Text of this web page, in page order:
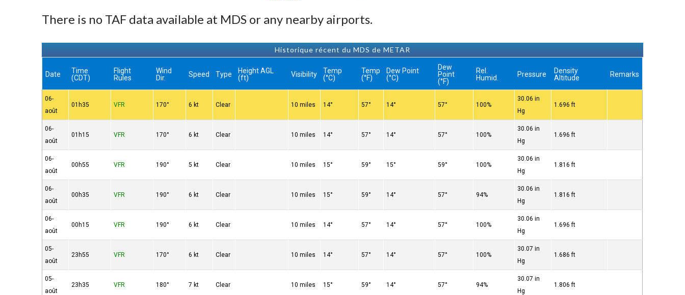
There is no TAF data available at MDS or any nearby airports.
Historique récent du MDS de METAR
Date
Time
(CDT)
Flight
Rules
Wind
Dir.
Speed Type
Height AGL
(ft)
Visibility
Temp
(°C)
Temp
(°F)
Dew Point
(°C)
Dew
Point
(°F)
Rel.
Humid.
Pressure
Density
Altitude
Remarks
06-
août
01h35 VFR 170° 6 kt Clear 10 miles 14° 57° 14° 57° 100%
30.06 in
Hg
1.696 ft
06-
août
01h15 VFR 170° 6 kt Clear 10 miles 14° 57° 14° 57° 100%
30.06 in
Hg
1.696 ft
06-
août
00h55 VFR 190° 5 kt Clear 10 miles 15° 59° 15° 59° 100%
30.06 in
Hg
1.816 ft
06-
août
00h35 VFR 190° 6 kt Clear 10 miles 15° 59° 14° 57° 94%
30.06 in
Hg
1.816 ft
06-
août
00h15 VFR 190° 6 kt Clear 10 miles 14° 57° 14° 57° 100%
30.06 in
Hg
1.696 ft
05-
août
23h55 VFR 170° 6 kt Clear 10 miles 14° 57° 14° 57° 100%
30.07 in
Hg
1.686 ft
05-
août
23h35 VFR 180° 7 kt Clear 10 miles 15° 59° 14° 57° 94%
30.07 in
Hg
1.806 ft